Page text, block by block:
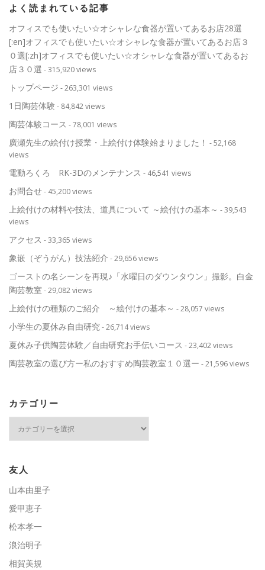
よく読まれている記事
オフィスでも使いたい☆オシャレな食器が置いてあるお店28選
[:en]オフィスでも使いたい☆オシャレな食器が置いてあるお店３
０選[:zh]オフィスでも使いたい☆オシャレな食器が置いてあるお
店３０選 - 315,920 views
トップページ - 263,301 views
1日陶芸体験 - 84,842 views
陶芸体験コース - 78,001 views
廣瀬先生の絵付け授業・上絵付け体験始まりました！ - 52,168
views
電動ろくろ RK-3Dのメンテナンス - 46,541 views
お問合せ- 45,200 views
上絵付けの材料や技法、道具について ～絵付けの基本～ - 39,543
views
アクセス - 33,365 views
象嵌（ぞうがん）技法紹介 - 29,656 views
ゴーストの名シーンを再現♪「水曜日のダウンタウン」撮影。白金
陶芸教室 - 29,082 views
上絵付けの種類のご紹介 ～絵付けの基本～ - 28,057 views
小学生の夏休み自由研究- 26,714 views
夏休み子供陶芸体験／自由研究お手伝いコース - 23,402 views
陶芸教室の選び方ー私のおすすめ陶芸教室１０選ー - 21,596 views
カテゴリー
ー
友人
山本由里子
愛甲恵子
松本孝一
浪治明子
相賀美規